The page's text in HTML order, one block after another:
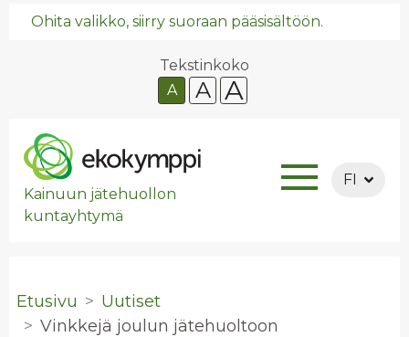
Ohita valikko, siirry suoraan pääsisältöön.
Tekstinkoko
A
A A
Kainuun jätehuollon
kuntayhtymä
FI
Etusivu
Uutiset
Vink­ke­jä jou­lun jä­te­huol­toon